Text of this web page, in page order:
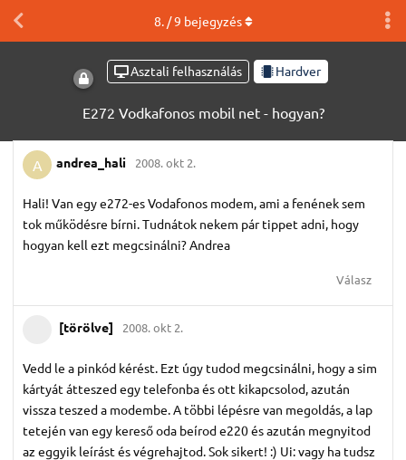
Asztali felhasználás Hardver
E272 Vodkafonos mobil net - hogyan?
8. /9 bejegyzés
A andrea_hali 2008. okt 2.
Hali! Van egy e272-es Vodafonos modem, ami a fenének sem
tok működésre bírni. Tudnátok nekem pár tippet adni, hogy
hogyan kell ezt megcsinálni? Andrea
Válasz
[törölve] 2008. okt 2.
Vedd le a pinkód kérést. Ezt úgy tudod megcsinálni, hogy a sim
kártyát átteszed egy telefonba és ott kikapcsolod, azután
vissza teszed a modembe. A többi lépésre van megoldás, a lap
tetején van egy kereső oda beírod e220 és azután megnyitod
az eggyik leírást és végrehajtod. Sok sikert! :) Ui: vagy ha tudsz